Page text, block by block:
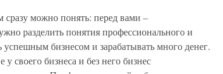
можно понять: перед вами –
разделить понятия профессионального и
бизнесом и зарабатывать много денег.
своего бизнеса и без него бизнес